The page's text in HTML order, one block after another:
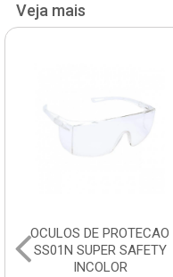
Veja mais
OCULOS DE PROTECAO
SS01N SUPER SAFETY
INCOLOR